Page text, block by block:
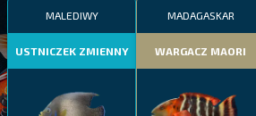
MALEDIWY
USTNICZEK ZMIENNY
MADAGASKAR
WARGACZ MAORI